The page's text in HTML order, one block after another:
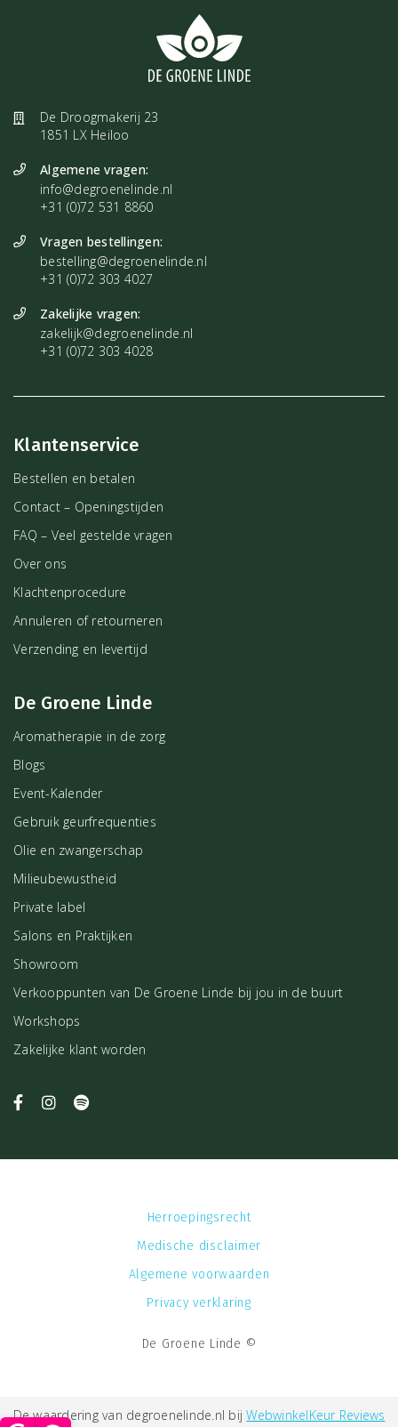
De Droogmakerij 23
1851 LX Heiloo
Algemene vragen:
info@degroenelinde.nl
+31 (0)72 531 8860
Vragen bestellingen:
bestelling@degroenelinde.nl
+31 (0)72 303 4027
Zakelijke vragen:
zakelijk@degroenelinde.nl
+31 (0)72 303 4028
Klantenservice
Bestellen en betalen
Contact – Openingstijden
FAQ – Veel gestelde vragen
Over ons
Klachtenprocedure
Annuleren of retourneren
Verzending en levertijd
De Groene Linde
Aromatherapie in de zorg
Blogs
Event-Kalender
Gebruik geurfrequenties
Olie en zwangerschap
Milieubewustheid
Private label
Salons en Praktijken
Showroom
Verkooppunten van De Groene Linde bij jou in de buurt
Workshops
Zakelijke klant worden
De Groene Linde ©
Herroepingsrecht
Medische disclaimer
Algemene voorwaarden
Privacy verklaring
De waardering van degroenelinde.nl bijWebwinkelKeur Reviews